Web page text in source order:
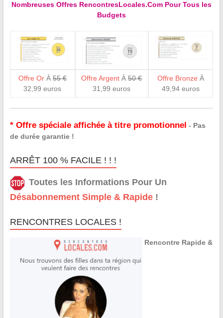
Nombreuses Offres RencontresLocales.Com Pour Tous les
Budgets
Offre OrÀ 55 €
32,99 euros
Offre Argent À50 €
31,99 euros
Offre Bronze À
49,94 euros
* Offre spéciale affichée à titre promotionnel - Pas
de durée garantie !
ARRÊT 100 % FACILE ! ! !
Toutes les Informations Pour Un
Désabonnement Simple & Rapide!
RENCONTRES LOCALES !
Rencontre Rapide &